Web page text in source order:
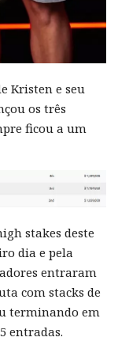
Kristen e seu
os três
ficou a um
stakes deste
dia e pela
entraram
com stacks de
terminando em
entradas.